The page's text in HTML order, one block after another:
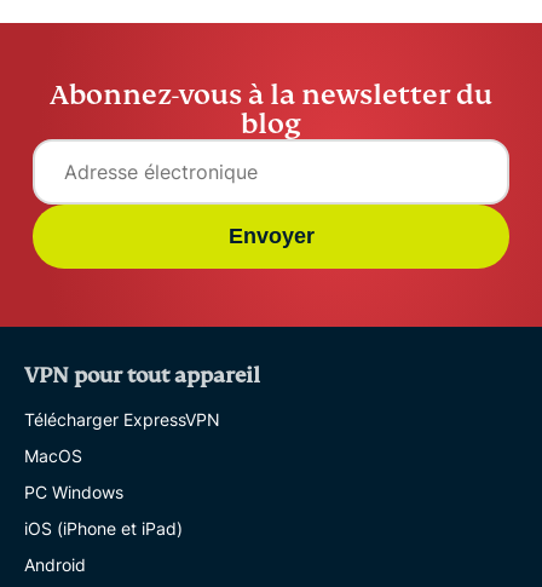
Abonnez-vous à la newsletter du
blog
Envoyer
VPN pour tout appareil
Télécharger ExpressVPN
MacOS
PC Windows
iOS (iPhone et iPad)
Android